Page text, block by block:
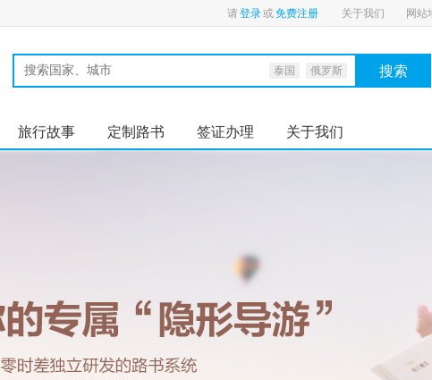
请登录或免费注册 关于我们 网站
泰国 俄罗斯 搜索
旅行故事 定制路书 签证办理 关于我们